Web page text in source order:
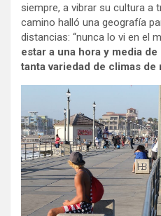
siempre, a vibrar su cultura a
camino halló una geografía
distancias: “nunca lo vi en el
estar a una hora y media
tanta variedad de climas de